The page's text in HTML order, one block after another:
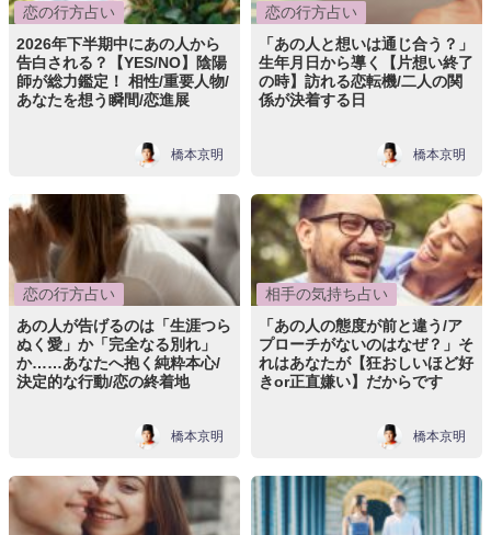
恋の行方占い
2026年下半期中にあの人から
告白される？【YES/NO】陰陽
師が総力鑑定！ 相性/重要人物/
あなたを想う瞬間/恋進展
橋本京明
恋の行方占い
「あの人と想いは通じ合う？」
生年月日から導く【片想い終了
の時】訪れる恋転機/二人の関
係が決着する日
橋本京明
恋の行方占い
あの人が告げるのは「生涯つら
ぬく愛」か「完全なる別れ」
か……あなたへ抱く純粋本心/
決定的な行動/恋の終着地
橋本京明
相手の気持ち占い
「あの人の態度が前と違う/ア
プローチがないのはなぜ？」そ
れはあなたが【狂おしいほど好
きor正直嫌い】だからです
橋本京明